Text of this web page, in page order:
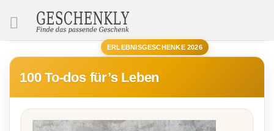
ERLEBNISGESCHENKE 2026
100 To-dos für’s Leben